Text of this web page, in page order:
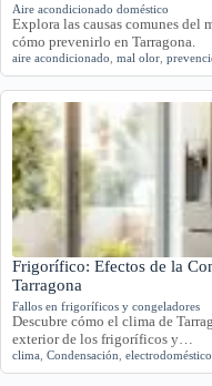
Aire acondicionado doméstico
Explora las causas comunes del
cómo prevenirlo en Tarragona.
aire acondicionado mal olor
Frigorífico: Efectos de la
Tarragona
Fallos en frigoríficos y congeladores
Descubre cómo el clima de
exterior de los frigoríficos y…
clima Condensación